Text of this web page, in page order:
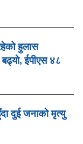
हुलास
ईपीएस ४८
दुई जनाको मृत्यु